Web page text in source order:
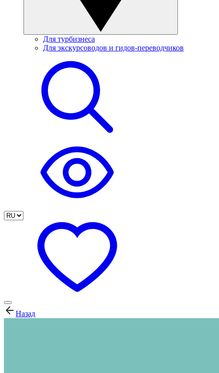
Для турбизнеса
Для экскурсоводов и гидов-переводчиков
Назад